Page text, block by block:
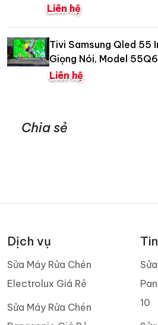
Liên hệ
Tivi Samsung Qled 55
Giọng Nói, Model
Liên hệ
Chia sẻ
Dịch vụ
Sửa Máy Rửa Chén
Electrolux Giá Rẻ
Sửa Máy Rửa Chén
10